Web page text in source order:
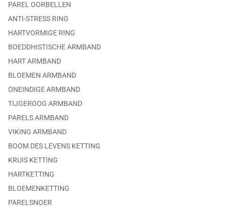
PAREL OORBELLEN
ANTI-STRESS RING
HARTVORMIGE RING
BOEDDHISTISCHE ARMBAND
HART ARMBAND
BLOEMEN ARMBAND
ONEINDIGE ARMBAND
TIJGEROOG ARMBAND
PARELS ARMBAND
VIKING ARMBAND
BOOM DES LEVENS KETTING
KRUIS KETTING
HARTKETTING
BLOEMENKETTING
PARELSNOER